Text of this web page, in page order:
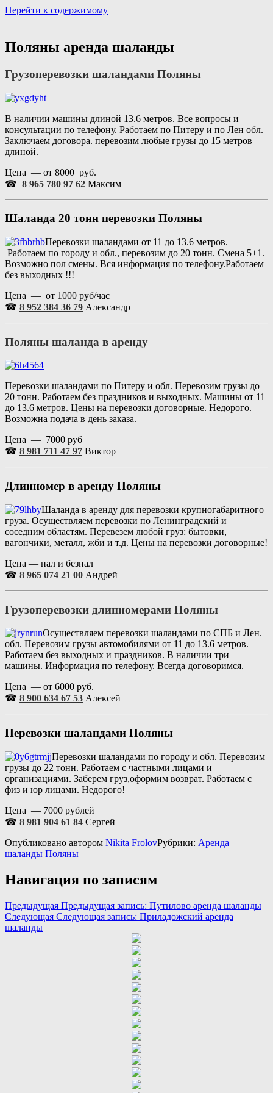
Перейти к содержимому
Поляны аренда шаланды
Грузоперевозки шаландами Поляны
В наличии машины длиной 13.6 метров. Все вопросы и
консультации по телефону. Работаем по Питеру и по Лен обл.
Заключаем договора. перевозим любые грузы до 15 метров
длиной.
Цена — от 8000 руб.
☎ 8 965 780 97 62 Максим
Шаланда 20 тонн перевозки Поляны
Перевозки шаландами от 11 до 13.6 метров.
Работаем по городу и обл., перевозим до 20 тонн. Смена 5+1.
Возможно пол смены. Вся информация по телефону.Работаем
без выходных !!!
Цена — от 1000 руб/час
☎ 8 952 384 36 79 Александр
Поляны шаланда в аренду
Перевозки шаландами по Питеру и обл. Перевозим грузы до
20 тонн. Работаем без праздников и выходных. Машины от 11
до 13.6 метров. Цены на перевозки договорные. Недорого.
Возможна подача в день заказа.
Цена — 7000 руб
☎ 8 981 711 47 97 Виктор
Длинномер в аренду Поляны
Шаланда в аренду для перевозки крупногабаритного
груза. Осуществляем перевозки по Ленинградский и
соседним областям. Перевезем любой груз: бытовки,
вагончики, металл, жби и т.д. Цены на перевозки договорные!
Цена — нал и безнал
☎ 8 965 074 21 00 Андрей
Грузоперевозки длинномерами Поляны
Осуществляем перевозки шаландами по СПБ и Лен.
обл. Перевозим грузы автомобилями от 11 до 13.6 метров.
Работаем без выходных и праздников. В наличии три
машины. Информация по телефону. Всегда договоримся.
Цена — от 6000 руб.
☎ 8 900 634 67 53 Алексей
Перевозки шаландами Поляны
Перевозки шаландами по городу и обл. Перевозим
грузы до 22 тонн. Работаем с частными лицами и
организациями. Заберем груз,оформим возврат. Работаем с
физ и юр лицами. Недорого!
Цена — 7000 рублей
☎ 8 981 904 61 84 Сергей
Опубликовано автором Nikita FrolovРубрики: Аренда
шаланды Поляны
Навигация по записям
Предыдущая Предыдущая запись: Путилово аренда шаланды
Следующая Следующая запись: Приладожский аренда
шаланды